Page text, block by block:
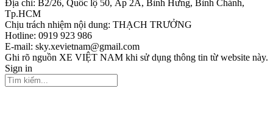
Địa chỉ: B2/26, Quốc lộ 50, Ấp 2A, Bình Hưng, Bình Chánh,
Tp.HCM
Chịu trách nhiệm nội dung: THẠCH TRƯỞNG
Hotline: 0919 923 986
E-mail: sky.xevietnam@gmail.com
Ghi rõ nguồn XE VIỆT NAM khi sử dụng thông tin từ website này.
Sign in